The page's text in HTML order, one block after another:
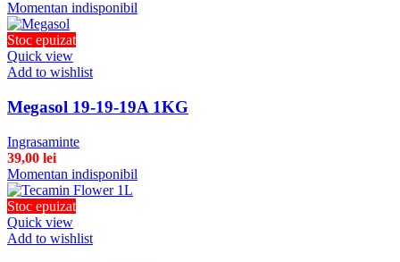
Momentan indisponibil
Stoc epuizat
Quick view
Add to wishlist
Megasol 19-19-19A 1KG
Ingrasaminte
39,00 lei
Momentan indisponibil
Stoc epuizat
Quick view
Add to wishlist